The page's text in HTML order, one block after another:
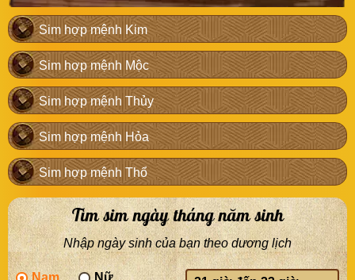
Sim hợp mệnh Kim
Sim hợp mệnh Mộc
Sim hợp mệnh Thủy
Sim hợp mệnh Hỏa
Sim hợp mệnh Thổ
Tìm sim ngày tháng năm sinh
Nhập ngày sinh của bạn theo dương lịch
Nam Nữ Giờ